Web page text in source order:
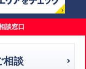
談窓口
相談